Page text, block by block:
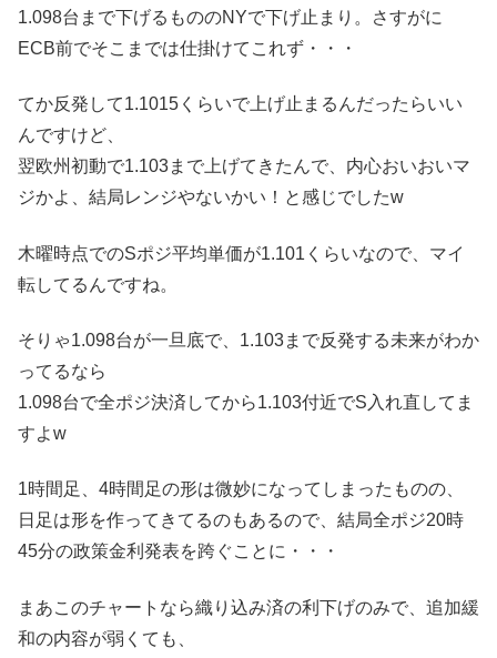
1.098台まで下げるもののNYで下げ止まり。さすがに
ECB前でそこまでは仕掛けてこれず・・・
てか反発して1.1015くらいで上げ止まるんだったらいい
んですけど、
翌欧州初動で1.103まで上げてきたんで、内心おいおいマ
ジかよ、結局レンジやないかい！と感じでしたw
木曜時点でのSポジ平均単価が1.101くらいなので、マイ
転してるんですね。
そりゃ1.098台が一旦底で、1.103まで反発する未来がわか
ってるなら
1.098台で全ポジ決済してから1.103付近でS入れ直してま
すよw
1時間足、4時間足の形は微妙になってしまったものの、
日足は形を作ってきてるのもあるので、結局全ポジ20時
45分の政策金利発表を跨ぐことに・・・
まあこのチャートなら織り込み済の利下げのみで、追加緩
和の内容が弱くても、